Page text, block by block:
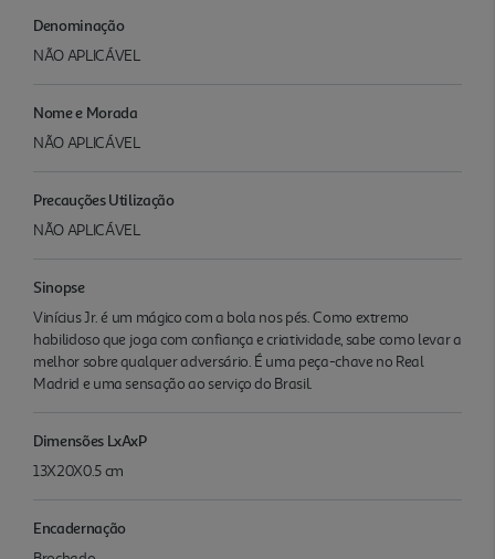
Denominação
NÃO APLICÁVEL
Nome e Morada
NÃO APLICÁVEL
Precauções Utilização
NÃO APLICÁVEL
Sinopse
Vinícius Jr. é um mágico com a bola nos pés. Como extremo
habilidoso que joga com confiança e criatividade, sabe como levar a
melhor sobre qualquer adversário. É uma peça-chave no Real
Madrid e uma sensação ao serviço do Brasil.
Dimensões LxAxP
13X20X0.5 cm
Encadernação